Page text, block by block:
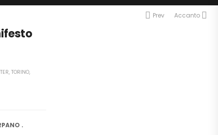
Prev Accanto
,TORINO,
.